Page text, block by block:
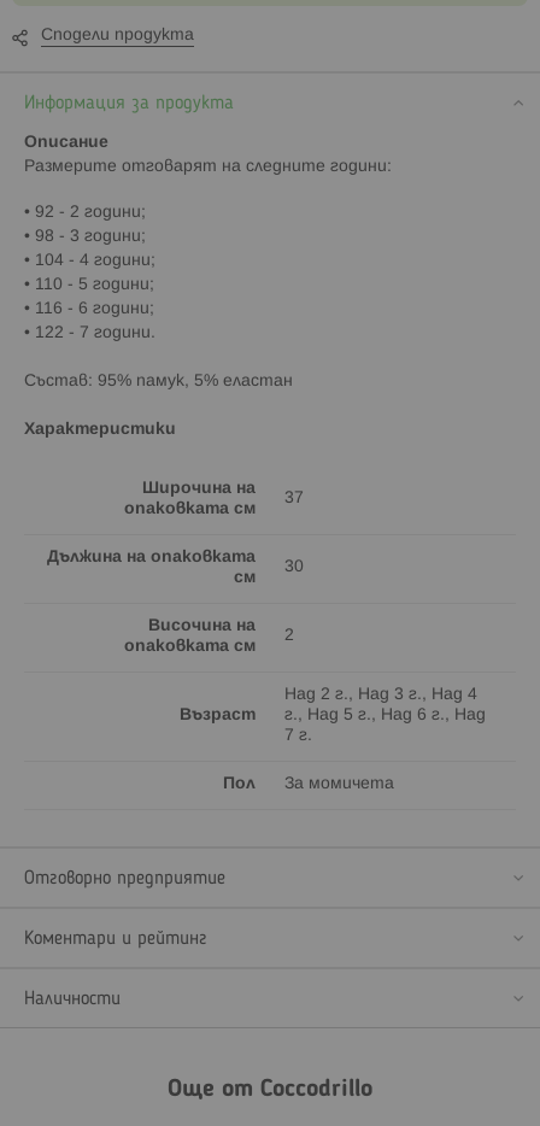
Сподели продукта
Информация за продукта
Описание
Paзмepитe oтгoвapят нa cлeднитe гoдини:
• 92 - 2 гoдини;
• 98 - 3 гoдини;
• 104 - 4 гoдини;
• 110 - 5 гoдини;
• 116 - 6 гoдини;
• 122 - 7 гoдини.
Cъcтaв: 95% памук, 5% еластан
Характеристики
Широчина на
опаковката см
37
Дължина на опаковката
см
30
Височина на
опаковката см
2
Възраст
Над 2 г., Над 3 г., Над 4
г., Над 5 г., Над 6 г., Над
7 г.
Пол За момичета
Отговорно предприятие
Коментари и рейтинг
Наличности
Още от Coccodrillo